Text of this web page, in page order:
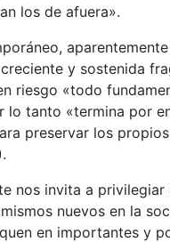
los de afuera».
y sostenida
riesgo «todo
lo tanto «termina por
preservar los
nos invita a privilegiar
nuevos en la
en importantes y